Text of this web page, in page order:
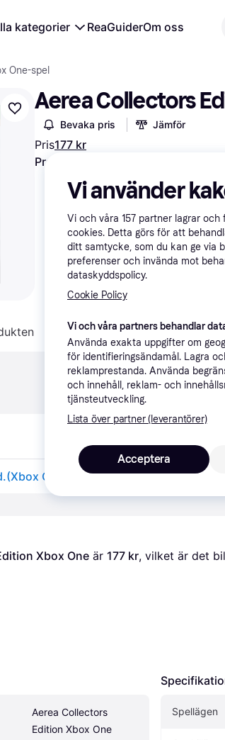
kategorier ReaGuiderOm oss
One-spel
Aerea Collectors
Bevaka pris Jämför
Pris177 kr
Prova flexibla betalningar med
Specifikationer
One)
Xbox One är 177 kr, vilket är det
Aerea Collectors
Edition Xbox One
Spellägen
Vi använder
Vi och våra 157 partner lagrar och
cookies. Detta görs för att
ditt samtycke, som du kan ge via
preferenser och invända mot
dataskyddspolicy.
Cookie Policy
Vi och våra partners behandlar
Använda exakta uppgifter om
för identifieringsändamål. Lagra
reklamprestanda. Använda
och innehåll, reklam- och
tjänsteutveckling.
Lista över partner (leverantörer)
Acceptera